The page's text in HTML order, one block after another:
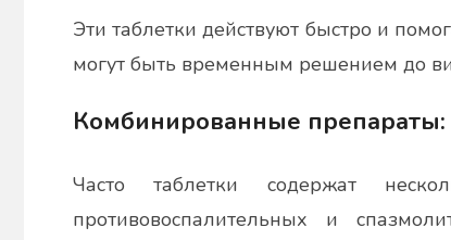
Эти таблетки действуют быстро и
могут быть временным решением до
Комбинированные препараты:
Часто таблетки содержат
противовоспалительных и